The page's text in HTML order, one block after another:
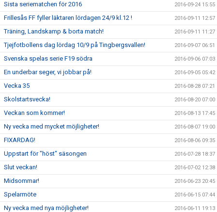
Sista seriematchen för 2016 2016-09-24 15:55
Frillesås FF fyller läktaren lördagen 24/9 kl.12 ! 2016-09-11 12:57
Träning, Landskamp & borta match! 2016-09-11 11:27
Tjejfotbollens dag lördag 10/9 på Tingbergsvallen! 2016-09-07 06:51
Svenska spelas serie F19 södra 2016-09-06 07:03
En underbar seger, vi jobbar på! 2016-09-05 05:42
Vecka 35 2016-08-28 07:21
Skolstartsvecka! 2016-08-20 07:00
Veckan som kommer! 2016-08-13 17:45
Ny vecka med mycket möjligheter! 2016-08-07 19:00
FIXARDAG! 2016-08-06 09:35
Uppstart för "höst" säsongen 2016-07-28 18:37
Slut veckan! 2016-07-02 12:38
Midsommar! 2016-06-23 20:45
Spelarmöte 2016-06-15 07:44
Ny vecka med nya möjligheter! 2016-06-11 19:13